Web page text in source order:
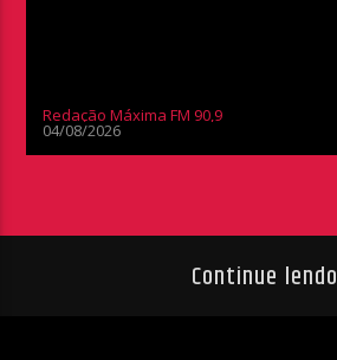
Redação Máxima FM 90,9
04/08/2026
Continue lendo